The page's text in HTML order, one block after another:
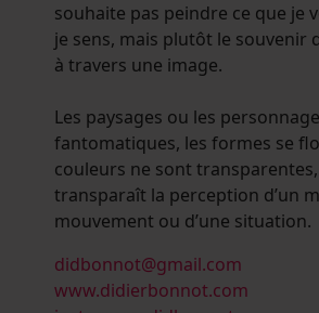
souhaite pas peindre ce que je
je sens, mais plutôt le souvenir
à travers une image.
Les paysages ou les
fantomatiques, les formes se
couleurs ne sont
transparaît la perception d’un
mouvement ou d’une situation.
didbonnot@gmail.com
www.didierbonnot.com